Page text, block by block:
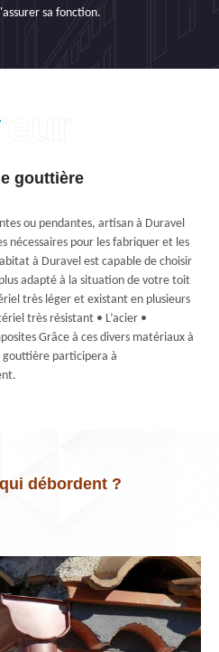
sa fonction.
gouttière
ou pendantes, artisan à Duravel
nécessaires pour les fabriquer et les
à Duravel est capable de choisir
adapté à la situation de votre toit
très léger et existant en plusieurs
très résistant • L’acier •
Grâce à ces divers matériaux à
participera à
débordent ?